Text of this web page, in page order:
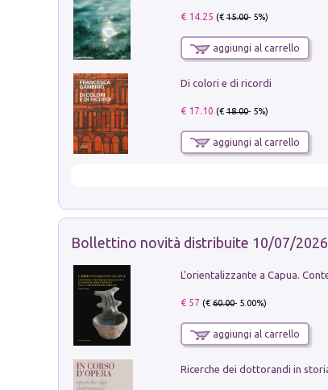
€ 14.25 (€15.00- 5%)
aggiungi al carrello
Di colori e di ricordi
€ 17.10 (€18.00- 5%)
aggiungi al carrello
Bollettino novità distribuite 10/07/2026
€ 57 (€60.00- 5.00%)
aggiungi al carrello